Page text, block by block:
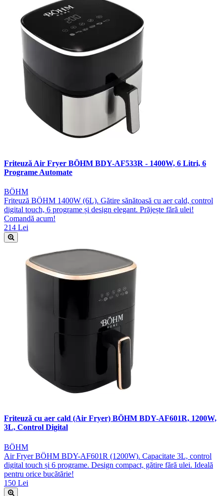
Friteuză Air Fryer BÖHM BDY-AF533R - 1400W, 6 Litri, 6
Programe Automate
BÖHM
Friteuză BÖHM 1400W (6L). Gătire sănătoasă cu aer cald, control
digital touch, 6 programe și design elegant. Prăjește fără ulei!
Comandă acum!
214 Lei
Friteuză cu aer cald (Air Fryer) BÖHM BDY-AF601R, 1200W,
3L, Control Digital
BÖHM
Air Fryer BÖHM BDY-AF601R (1200W). Capacitate 3L, control
digital touch și 6 programe. Design compact, gătire fără ulei. Ideală
pentru orice bucătărie!
150 Lei